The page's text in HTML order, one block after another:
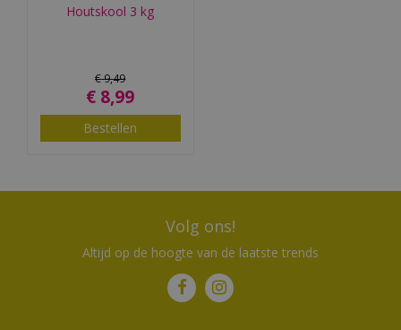
Houtskool 3 kg
€9,49
€ 8,99
Bestellen
Volg ons!
Altijd op de hoogte van de laatste trends